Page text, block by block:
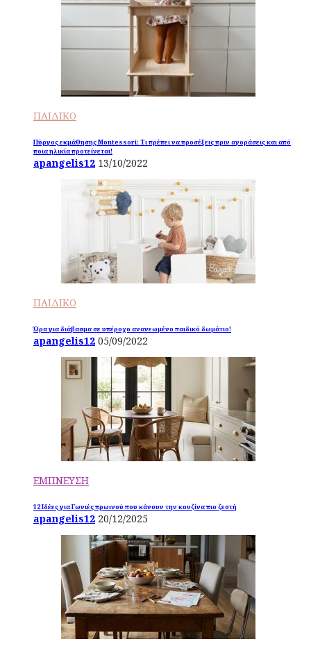
ΠΑΙΔΙΚΟ
Πύργος εκμάθησης Montessori: Τι πρέπει να προσέξεις πριν αγοράσεις και από
ποια ηλικία προτείνεται!
apangelis12 13/10/2022
ΠΑΙΔΙΚΟ
Ώρα για διάβασμα σε υπέροχο ανανεωμένο παιδικό δωμάτιο!
apangelis12 05/09/2022
ΕΜΠΝΕΥΣΗ
12 Ιδέες για Γωνιές πρωινού που κάνουν την κουζίνα πιο ζεστή
apangelis12 20/12/2025